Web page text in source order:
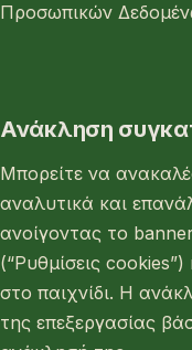
Προσωπικών
Ανάκληση
Μπορείτε να
αναλυτικά και
ανοίγοντας το
(“Ρυθμίσεις
στο παιχνίδι. Η
της επεξεργασίας